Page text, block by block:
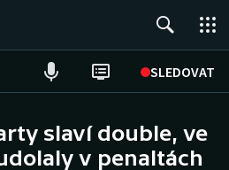
SLEDOVAT
slaví double, ve
v penaltách